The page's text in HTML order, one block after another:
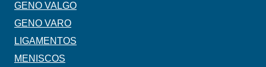
GENO VALGO
GENO VARO
LIGAMENTOS
MENISCOS